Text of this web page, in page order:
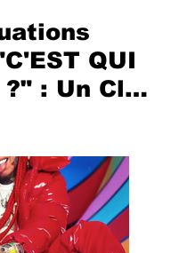
QUI
?" : Un Clip